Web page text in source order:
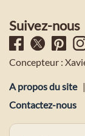
Suivez-nous
Concepteur :
A propos du site |
Contactez-nous